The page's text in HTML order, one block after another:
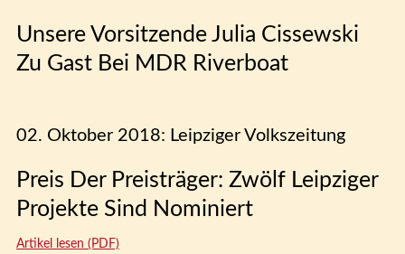
Unsere Vorsitzende Julia Cissewski
Zu Gast Bei MDR Riverboat
02. Oktober 2018: Leipziger Volkszeitung
Preis Der Preisträger: Zwölf Leipziger
Projekte Sind Nominiert
Artikel lesen (PDF)